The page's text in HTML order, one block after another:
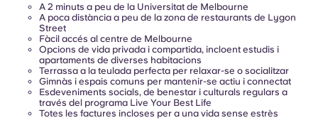
A 2 minuts a peu de la Universitat de Melbourne
A poca distància a peu de la zona de restaurants de Lygon
Street
Fàcil accés al centre de Melbourne
Opcions de vida privada i compartida, incloent estudis i
apartaments de diverses habitacions
Terrassa a la teulada perfecta per relaxar-se o socialitzar
Gimnàs i espais comuns per mantenir-se actiu i connectat
Esdeveniments socials, de benestar i culturals regulars a
través del programa Live Your Best Life
Totes les factures incloses per a una vida sense estrès